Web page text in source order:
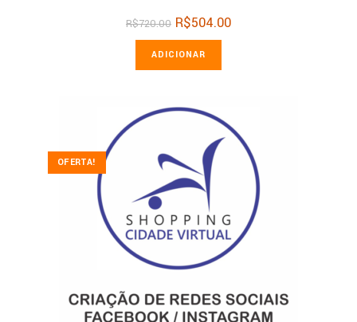
R$720.00 O
preço
original
era:
R$504.00O
ADICIONAR
OFERTA!